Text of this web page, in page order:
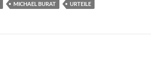
MICHAEL BURAT URTEILE